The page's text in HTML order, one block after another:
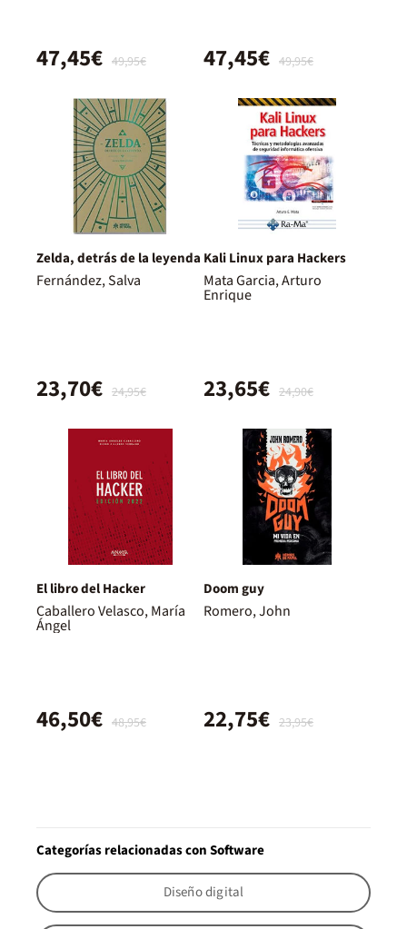
49,95€
47,45€ 49,95€
47,45€
Zelda, detrás de la leyenda
Fernández, Salva
24,95€
23,70€
Kali Linux para Hackers
Mata Garcia, Arturo
Enrique
24,90€
23,65€
El libro del Hacker
Caballero Velasco, María
Ángel
48,95€
46,50€
Doom guy
Romero, John
23,95€
22,75€
Categorías relacionadas con Software
Diseño digital